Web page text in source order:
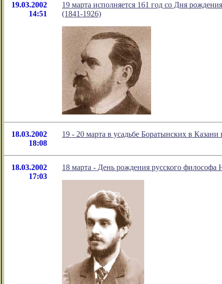
19.03.2002
14:51
19 марта исполняется 161 год со Дня
(1841-1926)
18.03.2002
18:08
19 - 20 марта в усадьбе Боратынских в
18.03.2002
17:03
18 марта - День рождения русского философа